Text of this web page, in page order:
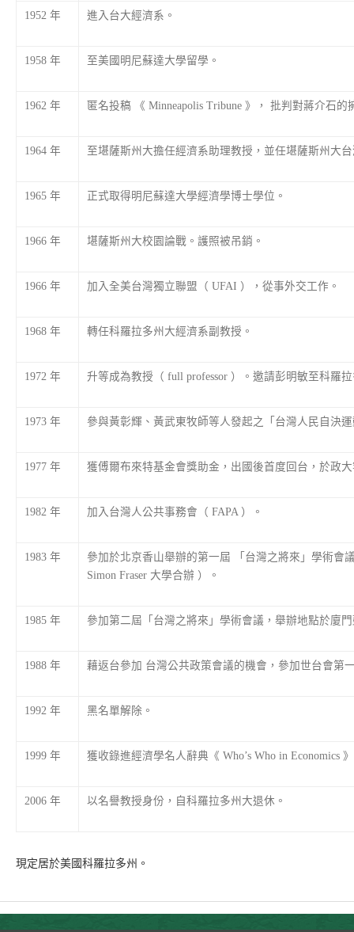
1952 年 進入台大經濟系。
1958 年 至美國明尼蘇達大學留學。
1962 年 匿名投稿 《 Minneapolis Tribune 》， 批判對蔣介石
1964 年 至堪薩斯州大擔任經濟系助理教授，並任堪薩斯州大
1965 年 正式取得明尼蘇達大學經濟學博士學位。
1966 年 堪薩斯州大校園論戰。護照被吊銷。
1966 年 加入全美台灣獨立聯盟（ UFAI ），從事外交工作。
1968 年 轉任科羅拉多州大經濟系副教授。
1972 年 升等成為教授（ full professor ）。邀請彭明敏至科羅
1973 年 參與黃彰輝、黃武東牧師等人發起之「台灣人民自決
1977 年 獲傅爾布來特基金會獎助金，出國後首度回台，於政
1982 年 加入台灣人公共事務會（ FAPA ）。
1983 年
參加於北京香山舉辦的第一屆 「台灣之將來」學術會
Simon Fraser 大學合辦 ）。
1985 年 參加第二屆「台灣之將來」學術會議，舉辦地點於廈
1988 年 藉返台參加 台灣公共政策會議的機會，參加世台會第
1992 年 黑名單解除。
1999 年 獲收錄進經濟學名人辭典《 Who’s Who in Economics
2006 年 以名譽教授身份，自科羅拉多州大退休。
現定居於美國科羅拉多州。